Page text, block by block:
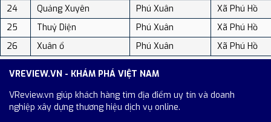
24
Quảng Xuyên Phú Xuân
Xã Phú Hồ
25
Thuỷ Diện Phú Xuân
Xã Phú Hồ
26
Xuân ổ Phú Xuân Xã Phú Hồ
VREVIEW.VN - KHÁM PHÁ VIỆT NAM
VReview.vn giúp khách hàng tìm địa điểm uy tín và doanh
nghiệp xây dựng thương hiệu dịch vụ online.